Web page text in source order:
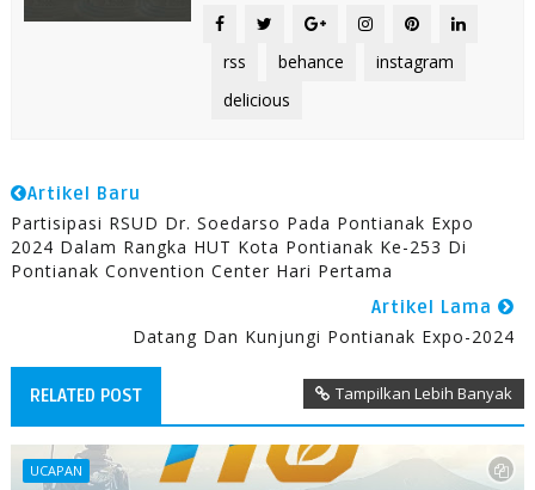
rss behance
instagram
delicious
Artikel Baru
Partisipasi RSUD Dr. Soedarso Pada Pontianak Expo
2024 Dalam Rangka HUT Kota Pontianak Ke-253 Di
Pontianak Convention Center Hari Pertama
Artikel Lama
Datang Dan Kunjungi Pontianak Expo-2024
RELATED POST Tampilkan Lebih Banyak
UCAPAN